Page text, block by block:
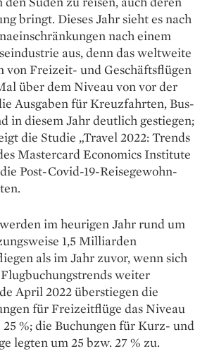
bringt. Dieses Jahr sieht es nach
nach einem
aus, denn das weltweite
von Freizeit- und Geschäftsflügen
über dem Niveau von vor der
Aus­gaben für Kreuzfahrten, Bus-
in diesem Jahr deutlich gestiegen;
die Studie „Travel 2022: Trends
Mastercard Economics Institute
Post-Covid-19-Reisegewohn­
im heurigen Jahr rund um
1,5 Milliarden
als im Jahr zuvor, wenn sich
weiter
April 2022 überstiegen die
für Freizeitflüge das Niveau
25 %; die Buchungen für Kurz- und
legten um 25 bzw. 27 % zu.